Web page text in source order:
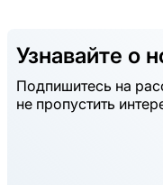
Узнавайте о
Подпишитесь на
не пропустить